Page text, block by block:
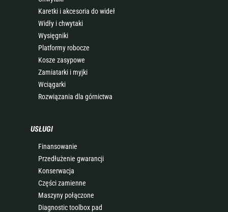
Karetki i akcesoria do wideł
Widły i chwytaki
Wysięgniki
Platformy robocze
Kosze zasypowe
Zamiatarki i myjki
Wciągarki
Rozwiązania dla górnictwa
USŁUGI
Finansowanie
Przedłużenie gwarancji
Konserwacja
Części zamienne
Maszyny połączone
Diagnostic toolbox pad